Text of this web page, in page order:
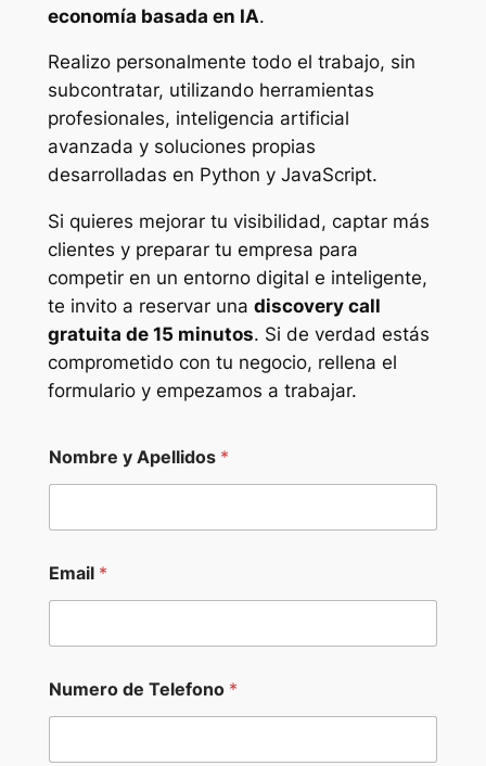
economía basada en IA.
Realizo personalmente todo el trabajo, sin
subcontratar, utilizando herramientas
profesionales, inteligencia artificial
avanzada y soluciones propias
desarrolladas en Python y JavaScript.
Si quieres mejorar tu visibilidad, captar más
clientes y preparar tu empresa para
competir en un entorno digital e inteligente,
te invito a reservar una discovery call
gratuita de 15 minutos. Si de verdad estás
comprometido con tu negocio, rellena el
formulario y empezamos a trabajar.
Nombre y Apellidos *
Email *
Numero de Telefono *